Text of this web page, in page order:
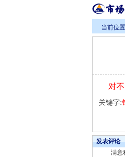
当前位置
对
关键字:
发表评论
满意